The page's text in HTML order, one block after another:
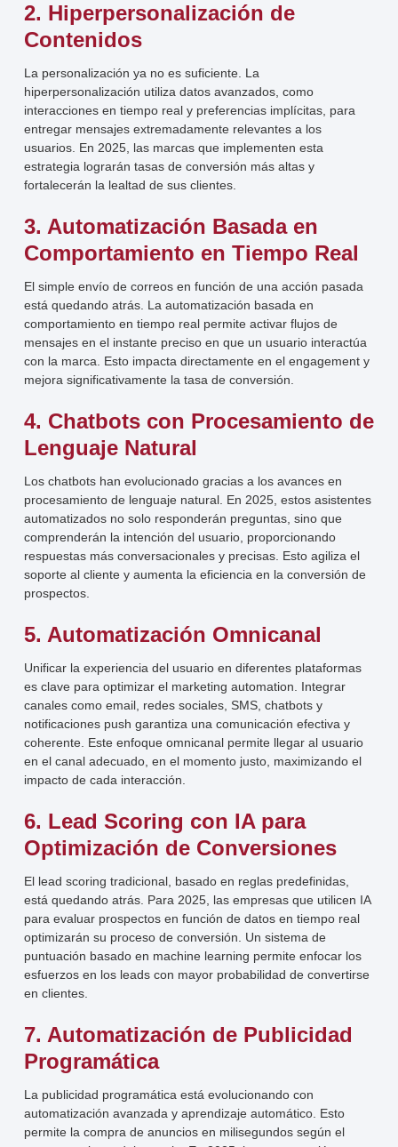
2. Hiperpersonalización de
Contenidos
La personalización ya no es suficiente. La
hiperpersonalización utiliza datos avanzados, como
interacciones en tiempo real y preferencias implícitas, para
entregar mensajes extremadamente relevantes a los
usuarios. En 2025, las marcas que implementen esta
estrategia lograrán tasas de conversión más altas y
fortalecerán la lealtad de sus clientes.
3. Automatización Basada en
Comportamiento en Tiempo Real
El simple envío de correos en función de una acción pasada
está quedando atrás. La automatización basada en
comportamiento en tiempo real permite activar flujos de
mensajes en el instante preciso en que un usuario interactúa
con la marca. Esto impacta directamente en el engagement y
mejora significativamente la tasa de conversión.
4. Chatbots con Procesamiento de
Lenguaje Natural
Los chatbots han evolucionado gracias a los avances en
procesamiento de lenguaje natural. En 2025, estos asistentes
automatizados no solo responderán preguntas, sino que
comprenderán la intención del usuario, proporcionando
respuestas más conversacionales y precisas. Esto agiliza el
soporte al cliente y aumenta la eficiencia en la conversión de
prospectos.
5. Automatización Omnicanal
Unificar la experiencia del usuario en diferentes plataformas
es clave para optimizar el marketing automation. Integrar
canales como email, redes sociales, SMS, chatbots y
notificaciones push garantiza una comunicación efectiva y
coherente. Este enfoque omnicanal permite llegar al usuario
en el canal adecuado, en el momento justo, maximizando el
impacto de cada interacción.
6. Lead Scoring con IA para
Optimización de Conversiones
El lead scoring tradicional, basado en reglas predefinidas,
está quedando atrás. Para 2025, las empresas que utilicen IA
para evaluar prospectos en función de datos en tiempo real
optimizarán su proceso de conversión. Un sistema de
puntuación basado en machine learning permite enfocar los
esfuerzos en los leads con mayor probabilidad de convertirse
en clientes.
7. Automatización de Publicidad
Programática
La publicidad programática está evolucionando con
automatización avanzada y aprendizaje automático. Esto
permite la compra de anuncios en milisegundos según el